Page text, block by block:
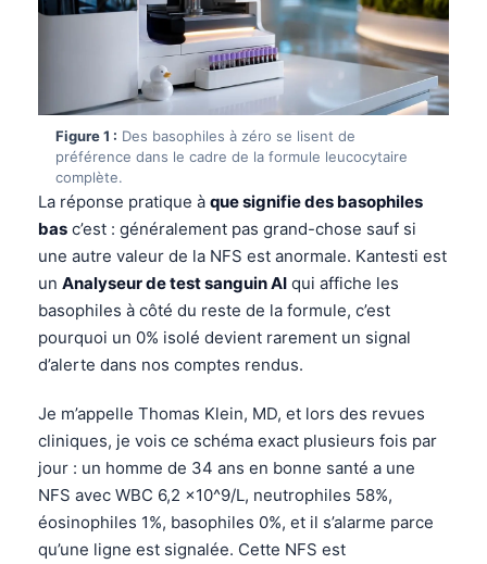
Figure 1 : Des basophiles à zéro se lisent de
préférence dans le cadre de la formule leucocytaire
complète.
La réponse pratique à que signifie des basophiles
bas c’est : généralement pas grand-chose sauf si
une autre valeur de la NFS est anormale. Kantesti est
un Analyseur de test sanguin AI qui affiche les
basophiles à côté du reste de la formule, c’est
pourquoi un 0% isolé devient rarement un signal
d’alerte dans nos comptes rendus.
Je m’appelle Thomas Klein, MD, et lors des revues
cliniques, je vois ce schéma exact plusieurs fois par
jour : un homme de 34 ans en bonne santé a une
NFS avec WBC 6,2 x10^9/L, neutrophiles 58%,
éosinophiles 1%, basophiles 0%, et il s’alarme parce
qu’une ligne est signalée. Cette NFS est